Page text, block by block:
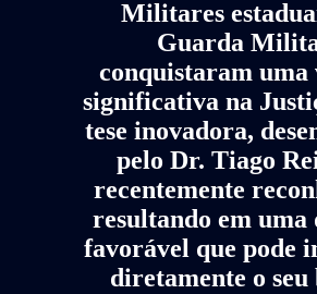
Militares
Guarda
conquistaram
significativa na
tese inovadora,
pelo Dr. Tiago
recentemente
resultando em uma
favorável que pode
diretamente o seu